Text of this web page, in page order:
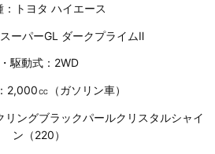
：トヨタ ハイエース
ーパーGL ダークプライムⅡ
・駆動式：2WD
2,000㏄（ガソリン車）
リングブラックパールクリスタルシャイ
ン（220）